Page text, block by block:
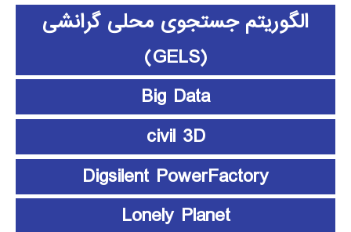
الگوریتم جستجوی محلی گرانشی
(GELS)
Big Data
civil 3D
Digsilent PowerFactory
Lonely Planet